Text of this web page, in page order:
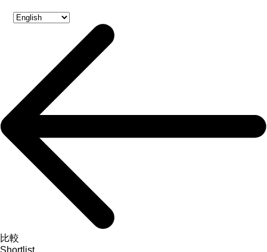
比較